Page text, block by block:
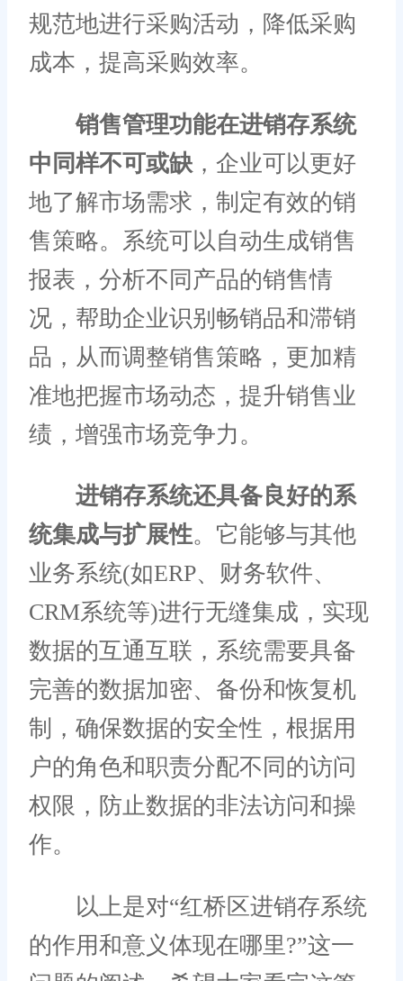
规范地进行采购活动，降低采购
成本，提高采购效率。
销售管理功能在进销存系统
中同样不可或缺 ，企业可以更好
地了解市场需求，制定有效的销
售策略。系统可以自动生成销售
报表，分析不同产品的销售情
况，帮助企业识别畅销品和滞销
品，从而调整销售策略，更加精
准地把握市场动态，提升销售业
绩，增强市场竞争力。
进销存系统还具备良好的系
统集成与扩展性。它能够与其他
业务系统(如ERP、财务软件、
CRM系统等)进行无缝集成，实现
数据的互通互联，系统需要具备
完善的数据加密、备份和恢复机
制，确保数据的安全性，根据用
户的角色和职责分配不同的访问
权限，防止数据的非法访问和操
作。
以上是对“红桥区进销存系统
的作用和意义体现在哪里?”这一